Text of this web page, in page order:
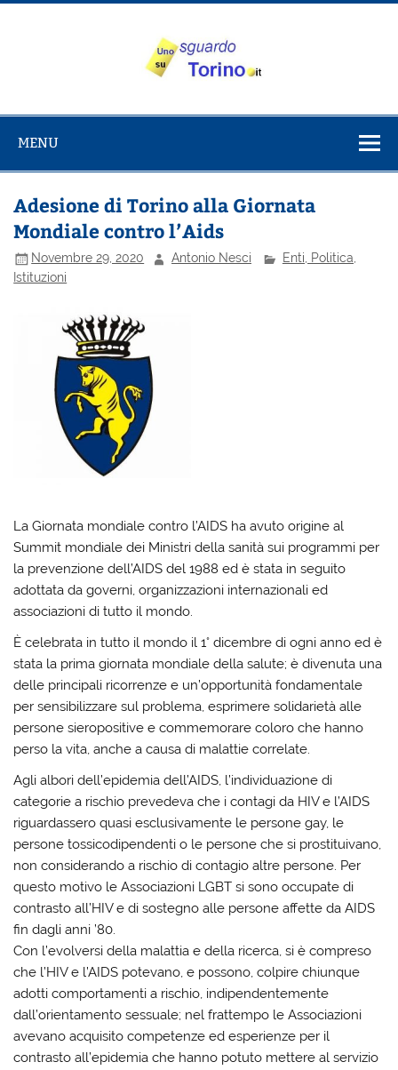
Salta
su Torino
MENU
Adesione di Torino alla Giornata
Mondiale contro l’Aids
Novembre 29, 2020 Antonio Nesci
Enti, Politica,
Istituzioni
La Giornata mondiale contro l’AIDS ha avuto origine al
Summit mondiale dei Ministri della sanità sui programmi per
la prevenzione dell’AIDS del 1988 ed è stata in seguito
adottata da governi, organizzazioni internazionali ed
associazioni di tutto il mondo.
È celebrata in tutto il mondo il 1° dicembre di ogni anno ed è
stata la prima giornata mondiale della salute; è divenuta una
delle principali ricorrenze e un’opportunità fondamentale
per sensibilizzare sul problema, esprimere solidarietà alle
persone sieropositive e commemorare coloro che hanno
perso la vita, anche a causa di malattie correlate.
Agli albori dell’epidemia dell’AIDS, l’individuazione di
categorie a rischio prevedeva che i contagi da HIV e l’AIDS
riguardassero quasi esclusivamente le persone gay, le
persone tossicodipendenti o le persone che si prostituivano,
non considerando a rischio di contagio altre persone. Per
questo motivo le Associazioni LGBT si sono occupate di
contrasto all’HIV e di sostegno alle persone affette da AIDS
fin dagli anni ’80.
Con l’evolversi della malattia e della ricerca, si è compreso
che l’HIV e l’AIDS potevano, e possono, colpire chiunque
adotti comportamenti a rischio, indipendentemente
dall’orientamento sessuale; nel frattempo le Associazioni
avevano acquisito competenze ed esperienze per il
contrasto all’epidemia che hanno potuto mettere al servizio